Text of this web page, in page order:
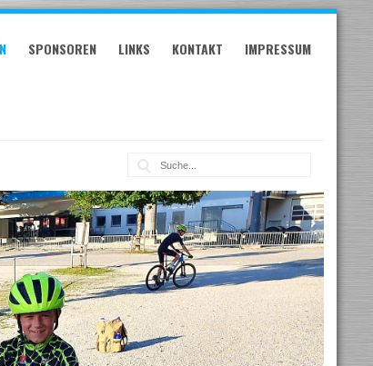
SPONSOREN LINKS KONTAKT IMPRESSUM
Suche: